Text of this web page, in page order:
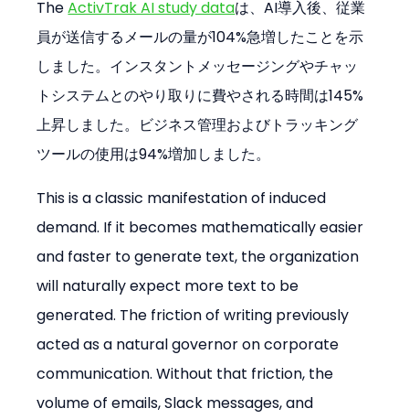
The ActivTrak AI study dataは、AI導入後、従業
員が送信するメールの量が104%急増したことを示
しました。インスタントメッセージングやチャッ
トシステムとのやり取りに費やされる時間は145%
上昇しました。ビジネス管理およびトラッキング
ツールの使用は94%増加しました。
This is a classic manifestation of induced
demand. If it becomes mathematically easier
and faster to generate text, the organization
will naturally expect more text to be
generated. The friction of writing previously
acted as a natural governor on corporate
communication. Without that friction, the
volume of emails, Slack messages, and